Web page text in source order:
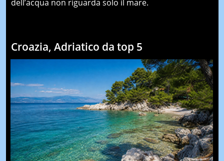
dell’acqua non riguarda solo il mare.
Croazia, Adriatico da top 5